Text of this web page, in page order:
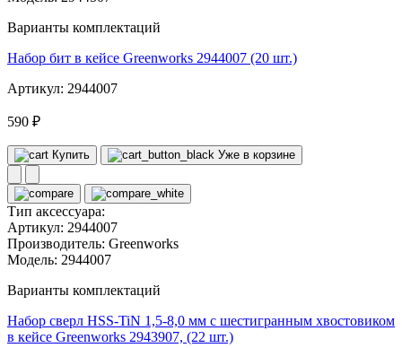
Варианты комплектаций
Набор бит в кейсе Greenworks 2944007 (20 шт.)
Артикул: 2944007
590 ₽
Купить Уже в корзине
Тип аксессуара:
Артикул: 2944007
Производитель: Greenworks
Модель: 2944007
Варианты комплектаций
Набор сверл HSS-TiN 1,5-8,0 мм с шестигранным хвостовиком
в кейсе Greenworks 2943907, (22 шт.)